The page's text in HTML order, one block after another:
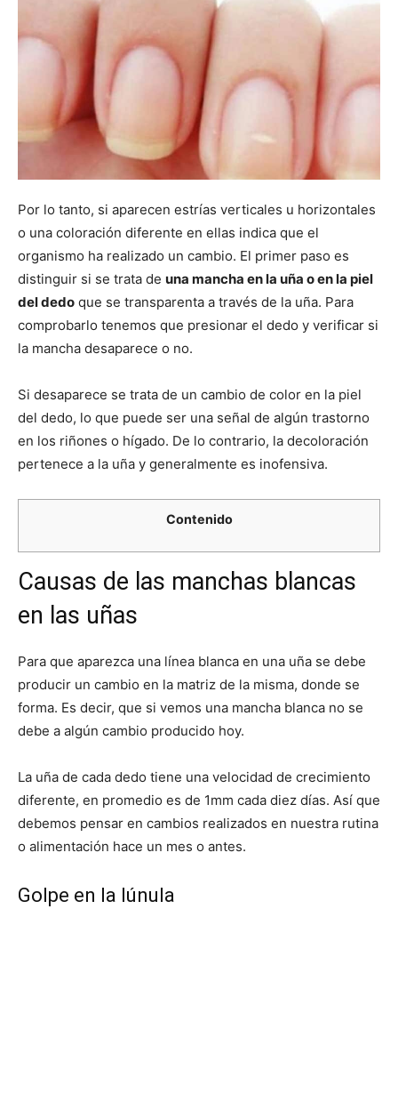
Por lo tanto, si aparecen estrías verticales u horizontales
o una coloración diferente en ellas indica que el
organismo ha realizado un cambio. El primer paso es
distinguir si se trata de una mancha en la uña o en la piel
del dedo que se transparenta a través de la uña. Para
comprobarlo tenemos que presionar el dedo y verificar si
la mancha desaparece o no.
Si desaparece se trata de un cambio de color en la piel
del dedo, lo que puede ser una señal de algún trastorno
en los riñones o hígado. De lo contrario, la decoloración
pertenece a la uña y generalmente es inofensiva.
Contenido
Causas de las manchas blancas
en las uñas
Para que aparezca una línea blanca en una uña se debe
producir un cambio en la matriz de la misma, donde se
forma. Es decir, que si vemos una mancha blanca no se
debe a algún cambio producido hoy.
La uña de cada dedo tiene una velocidad de crecimiento
diferente, en promedio es de 1mm cada diez días. Así que
debemos pensar en cambios realizados en nuestra rutina
o alimentación hace un mes o antes.
Golpe en la lúnula